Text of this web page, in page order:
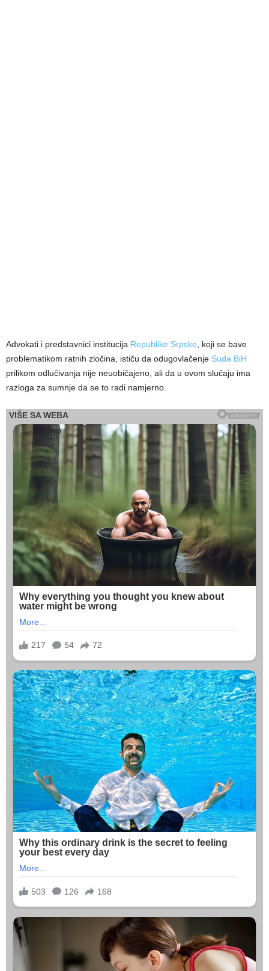
Advokati i predstavnici institucija Republike Srpske, koji se bave
problematikom ratnih zločina, ističu da odugovlačenje Suda BiH
prilikom odlučivanja nije neuobičajeno, ali da u ovom slučaju ima
razloga za sumnje da se to radi namjerno.